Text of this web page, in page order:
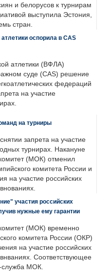
и белорусов к турнирам
выступила Эстония,
стран.
оспорила в CAS
атлетики (ВФЛА)
суде (CAS) решение
федераций
на участие
на турниры
запрета на участие
турнирах. Накануне
(МОК) отменил
комитета России и
на участие российских
участия российских
нужные ему гарантии
(МОК) временно
комитета России (ОКР)
на участие российских
Соответствующее
служба МОК.